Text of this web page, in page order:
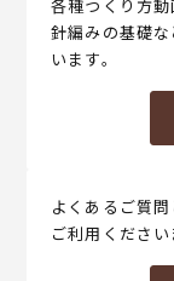
各種つくり方
針編みの基礎
います。
よくあるご質
ご利用ください